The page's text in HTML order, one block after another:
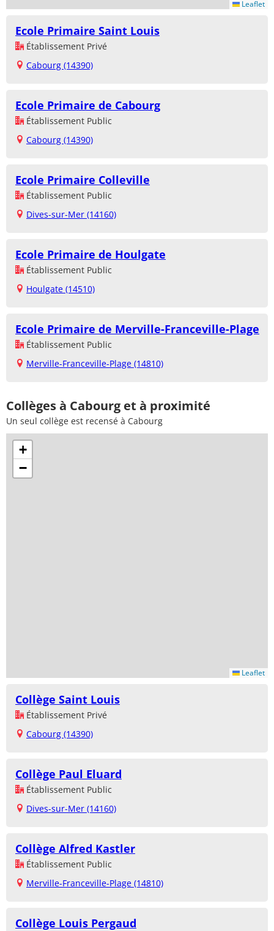
Leaflet
Ecole Primaire Saint Louis
Établissement Privé
Cabourg (14390)
Ecole Primaire de Cabourg
Établissement Public
Cabourg (14390)
Ecole Primaire Colleville
Établissement Public
Dives-sur-Mer (14160)
Ecole Primaire de Houlgate
Établissement Public
Houlgate (14510)
Ecole Primaire de Merville-Franceville-Plage
Établissement Public
Merville-Franceville-Plage (14810)
Collèges à Cabourg et à proximité
Un seul collège est recensé à Cabourg
+
−
Leaflet
Collège Saint Louis
Établissement Privé
Cabourg (14390)
Collège Paul Eluard
Établissement Public
Dives-sur-Mer (14160)
Collège Alfred Kastler
Établissement Public
Merville-Franceville-Plage (14810)
Collège Louis Pergaud